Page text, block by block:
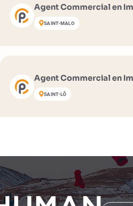
Agent Commercial en
SAINT-MALO
Agent Commercial en
SAINT-LÔ